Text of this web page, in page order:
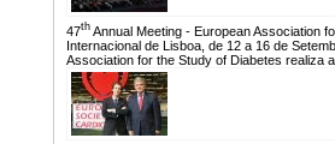
47th Annual Meeting - European Association
Internacional de Lisboa, de 12 a 16 de
Association for the Study of Diabetes realiza